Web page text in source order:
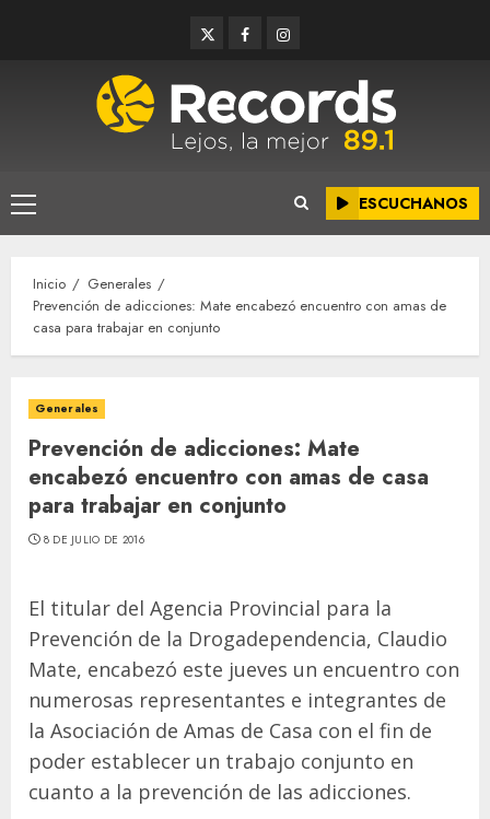
TwitterFacebookInstagram
Menú
principal
ESCUCHANOS
Inicio
Generales
Prevención de adicciones: Mate encabezó encuentro con amas de
casa para trabajar en conjunto
Generales
Prevención de adicciones: Mate
encabezó encuentro con amas de casa
para trabajar en conjunto
8 DE JULIO DE 2016
El titular del Agencia Provincial para la
Prevención de la Drogadependencia, Claudio
Mate, encabezó este jueves un encuentro con
numerosas representantes e integrantes de
la Asociación de Amas de Casa con el fin de
poder establecer un trabajo conjunto en
cuanto a la prevención de las adicciones.